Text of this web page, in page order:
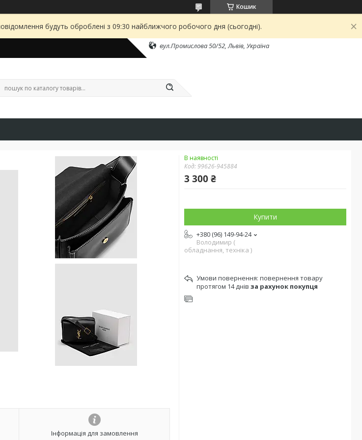
Кошик
будуть оброблені з 09:30 найближчого робочого дня (сьогодні).
вул.Промислова 50/52, Львів, Україна
Інформація для замовлення
В наявності
Код:99626-945884
3 300 ₴
Купити
+380 (96) 149-94-24
Володимир (
обладнання, техніка )
повернення товару
протягом 14 днів за рахунок покупця